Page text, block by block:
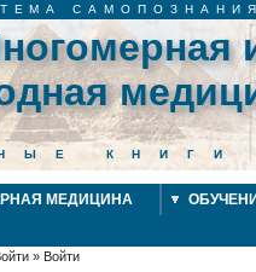
МЕДИЦИНА
» Войти